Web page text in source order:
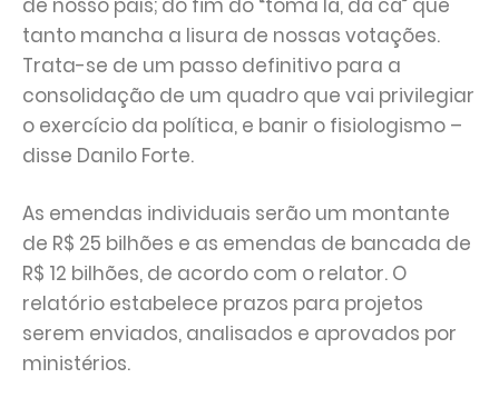
de nosso país; do fim do “toma lá, dá cá” que
tanto mancha a lisura de nossas votações.
Trata-se de um passo definitivo para a
consolidação de um quadro que vai privilegiar
o exercício da política, e banir o fisiologismo –
disse Danilo Forte.
As emendas individuais serão um montante
de R$ 25 bilhões e as emendas de bancada de
R$ 12 bilhões, de acordo com o relator. O
relatório estabelece prazos para projetos
serem enviados, analisados e aprovados por
ministérios.